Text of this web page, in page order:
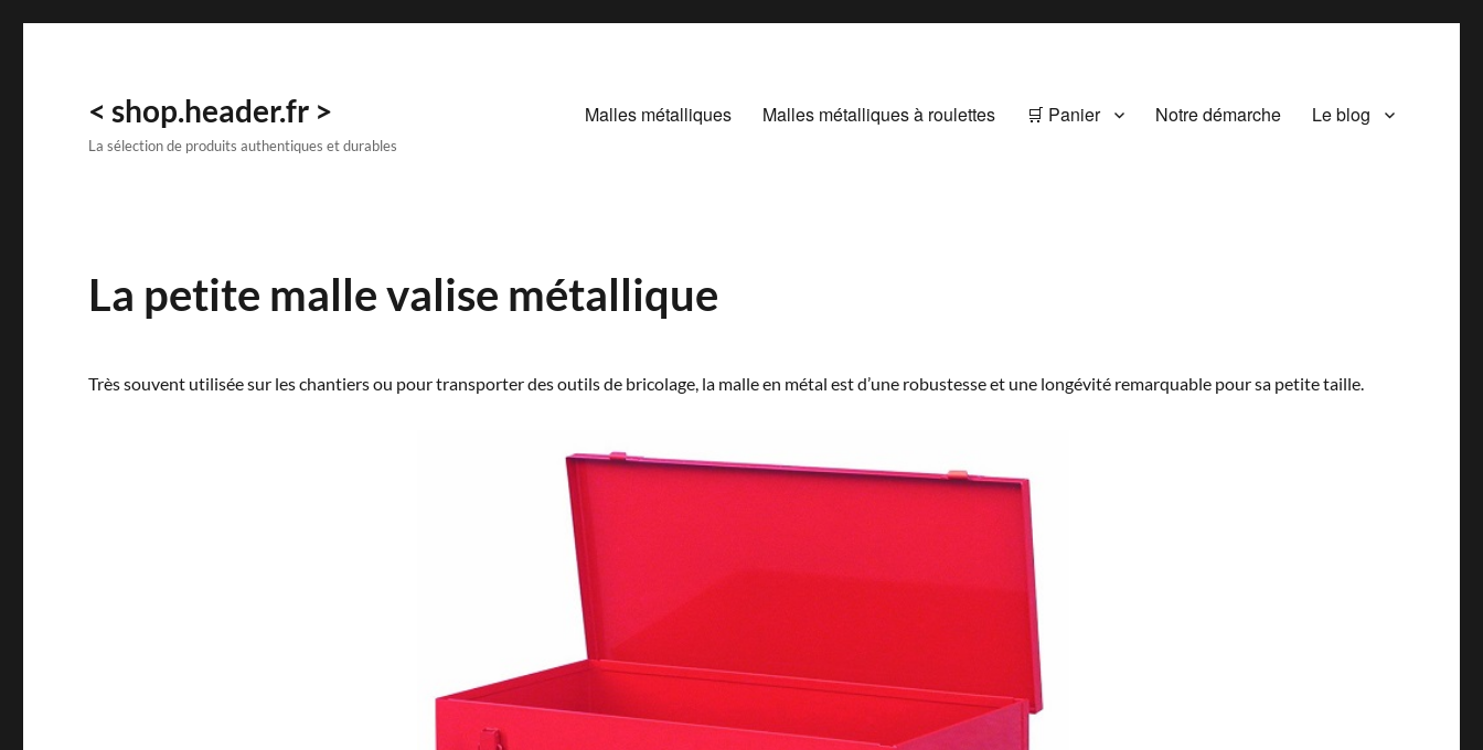
< shop.header.fr >
La sélection de produits authentiques et durables
Malles métalliques Malles métalliques à roulettes 🛒 Panier Notre démarche Le blog
La petite malle valise métallique
Très souvent utilisée sur les chantiers ou pour transporter des outils de bricolage, la malle en métal est d’une robustesse et une longévité remarquable pour sa petite taille.